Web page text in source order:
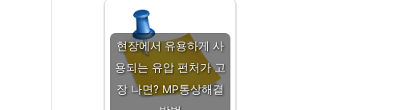
현장에서 유용하게 사
용되는 유압 펀처가 고
장 나면? MP통상해결